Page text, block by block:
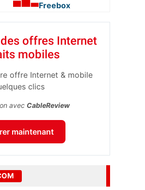
Freebox
offres Internet
mobiles
offre Internet & mobile
clics
avec CableReview
maintenant